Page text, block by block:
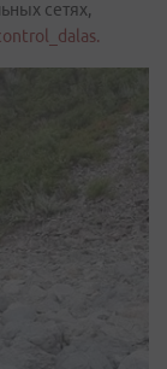
сетях,